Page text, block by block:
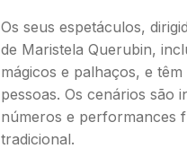
Os seus espetáculos,
de Maristela Querubin,
mágicos e palhaços, e
pessoas. Os cenários são
números e performances
tradicional.